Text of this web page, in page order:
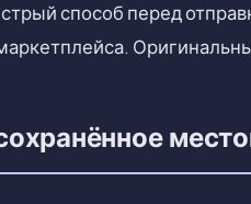
способ перед